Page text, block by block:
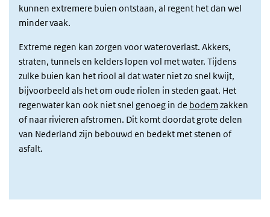
kunnen extremere buien ontstaan, al regent het dan wel
minder vaak.
Extreme regen kan zorgen voor wateroverlast. Akkers,
straten, tunnels en kelders lopen vol met water. Tijdens
zulke buien kan het riool al dat water niet zo snel kwijt,
bijvoorbeeld als het om oude riolen in steden gaat. Het
regenwater kan ook niet snel genoeg in de bodem zakken
of naar rivieren afstromen. Dit komt doordat grote delen
van Nederland zijn bebouwd en bedekt met stenen of
asfalt.